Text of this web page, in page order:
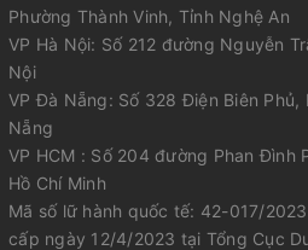
Phường Thành Vinh, Tỉnh Nghệ An
VP Hà Nội: Số 212 đường Nguyễn
Nội
VP Đà Nẵng: Số 328 Điện Biên Phủ,
Nẵng
VP HCM : Số 204 đường Phan Đình
Hồ Chí Minh
Mã số lữ hành quốc tế: 42-017/
cấp ngày 12/4/2023 tại Tổng Cục